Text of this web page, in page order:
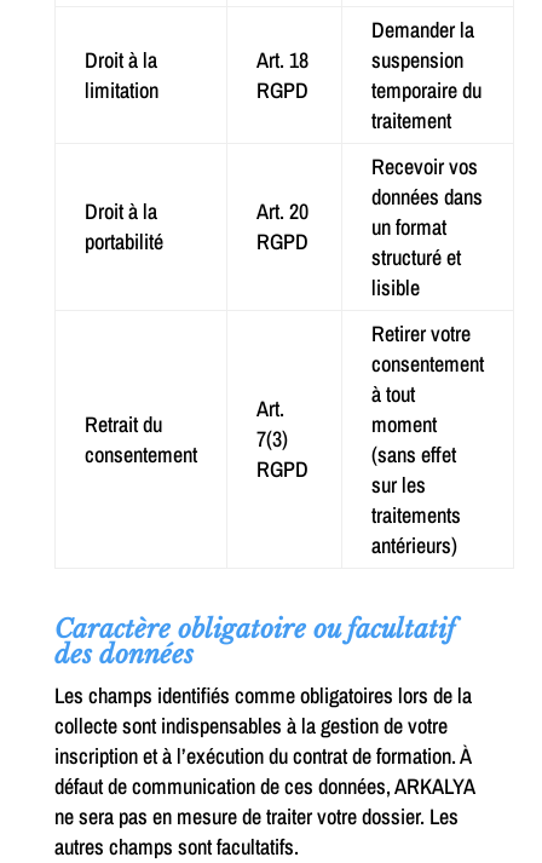
Droit à la
limitation
Art. 18
RGPD
Demander la
suspension
temporaire du
traitement
Droit à la
portabilité
Art. 20
RGPD
Recevoir vos
données dans
un format
structuré et
lisible
Retrait du
consentement
Art.
7(3)
RGPD
Retirer votre
consentement
à tout
moment
(sans effet
sur les
traitements
antérieurs)
Caractère obligatoire ou facultatif
des données
Les champs identifiés comme obligatoires lors de la
collecte sont indispensables à la gestion de votre
inscription et à l’exécution du contrat de formation. À
défaut de communication de ces données, ARKALYA
ne sera pas en mesure de traiter votre dossier. Les
autres champs sont facultatifs.